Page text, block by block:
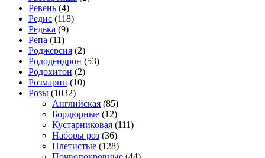
Ревень (4)
Редис (118)
Редька (9)
Репа (11)
Роджерсия (2)
Рододендрон (53)
Родохитон (2)
Розмарин (10)
Розы (1032)
Английская (85)
Бордюрные (12)
Кустарниковая (111)
Наборы роз (36)
Плетистые (128)